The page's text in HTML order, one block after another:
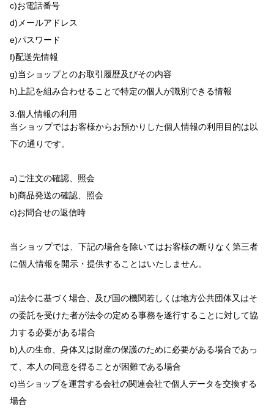
c)お電話番号
d)メールアドレス
e)パスワード
f)配送先情報
g)当ショップとのお取引履歴及びその内容
h)上記を組み合わせることで特定の個人が識別できる情報
3.個人情報の利用
当ショップではお客様からお預かりした個人情報の利用目的は以
下の通りです。
a)ご注文の確認、照会
b)商品発送の確認、照会
c)お問合せの返信時
当ショップでは、下記の場合を除いてはお客様の断りなく第三者
に個人情報を開示・提供することはいたしません。
a)法令に基づく場合、及び国の機関若しくは地方公共団体又はそ
の委託を受けた者が法令の定める事務を遂行することに対して協
力する必要がある場合
b)人の生命、身体又は財産の保護のために必要がある場合であっ
て、本人の同意を得ることが困難である場合
c)当ショップを運営する会社の関連会社で個人データを交換する
場合